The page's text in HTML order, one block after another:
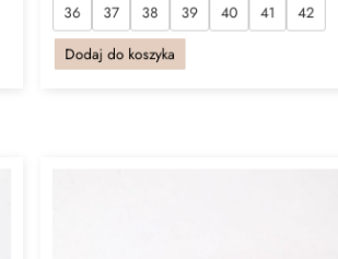
36 37 38 39 40 41
42
Dodaj do koszyka